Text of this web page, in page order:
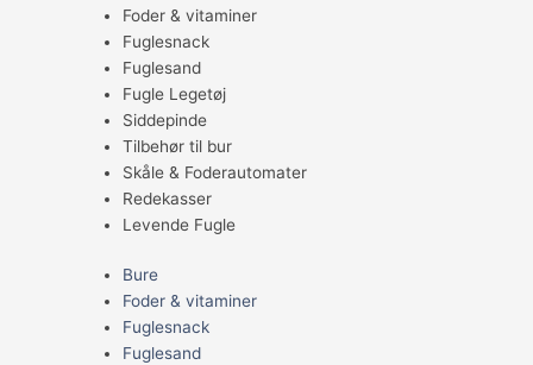
Foder & vitaminer
Fuglesnack
Fuglesand
Fugle Legetøj
Siddepinde
Tilbehør til bur
Skåle & Foderautomater
Redekasser
Levende Fugle
Bure
Foder & vitaminer
Fuglesnack
Fuglesand